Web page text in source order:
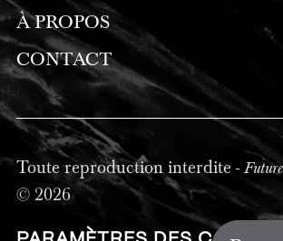
À PROPOS
CONTACT
Toute reproduction interdite -
© 2026